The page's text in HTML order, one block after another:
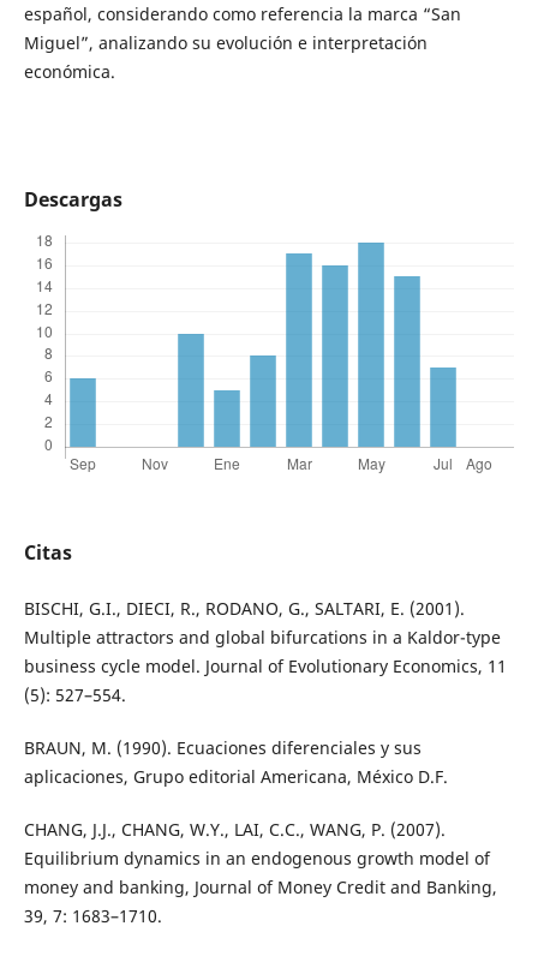
español, considerando como referencia la marca “San
Miguel”, analizando su evolución e interpretación
económica.
Descargas
Citas
BISCHI, G.I., DIECI, R., RODANO, G., SALTARI, E. (2001).
Multiple attractors and global bifurcations in a Kaldor-type
business cycle model. Journal of Evolutionary Economics, 11
(5): 527–554.
BRAUN, M. (1990). Ecuaciones diferenciales y sus
aplicaciones, Grupo editorial Americana, México D.F.
CHANG, J.J., CHANG, W.Y., LAI, C.C., WANG, P. (2007).
Equilibrium dynamics in an endogenous growth model of
money and banking, Journal of Money Credit and Banking,
39, 7: 1683–1710.